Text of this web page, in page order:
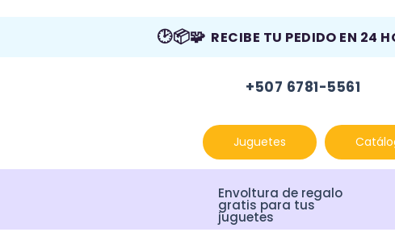
🕑📦🧩 RECIBE TU PEDIDO EN 24
+507 6781-5561
Juguetes
Envoltura de regalo
gratis para tus
juguetes